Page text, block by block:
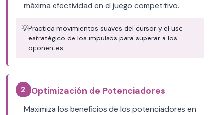
máxima efectividad en el juego competitivo.
💡Practica movimientos suaves del cursor y el uso
estratégico de los impulsos para superar a los
oponentes.
2 Optimización de Potenciadores
Maximiza los beneficios de los potenciadores en